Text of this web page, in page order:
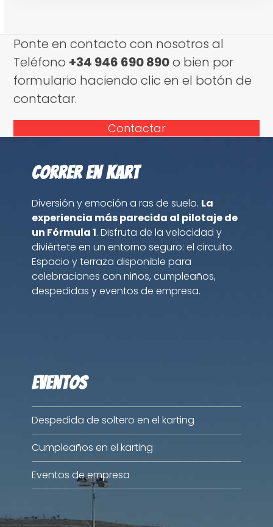
Ponte en contacto con nosotros al
Teléfono +34 946 690 890o bien por
formulario haciendo clic en el botón de
contactar.
Contactar
Correr en kart
Diversión y emoción a ras de suelo. La
experiencia más parecida al pilotaje de
un Fórmula 1. Disfruta de la velocidad y
diviértete en un entorno seguro: el circuito.
Espacio y terraza disponible para
celebraciones con niños, cumpleaños,
despedidas y eventos de empresa.
Eventos
Despedida de soltero en el karting
Cumpleaños en el karting
Eventos de empresa